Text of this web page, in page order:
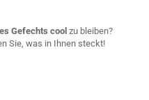
Gefechts cool zu bleiben?
Sie, was in Ihnen steckt!